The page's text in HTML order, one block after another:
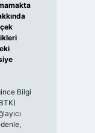
Bilgi